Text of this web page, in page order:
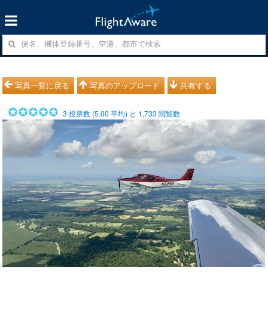
写真一覧に戻る 写真のアップロード 共有する
3 投票数 (5.00 平均) と 1,733 閲覧数